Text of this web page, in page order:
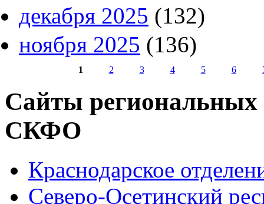
декабря 2025 (132)
ноября 2025 (136)
1 2 3 4 5 6
Сайты
СКФО
Краснодарское
Северо-Осетинский